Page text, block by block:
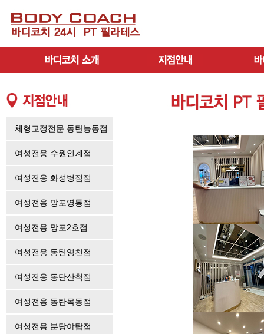
체형교정전문 동탄능동점
여성전용 수원인계점
여성전용 화성병점점
여성전용 망포영통점
여성전용 망포2호점
여성전용 동탄영천점
여성전용 동탄산척점
여성전용 동탄목동점
여성전용 분당야탑점